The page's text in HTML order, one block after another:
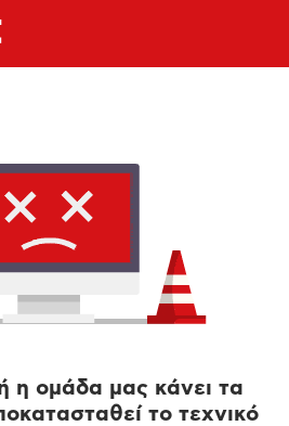
η ομάδα μας κάνει τα
το τεχνικό